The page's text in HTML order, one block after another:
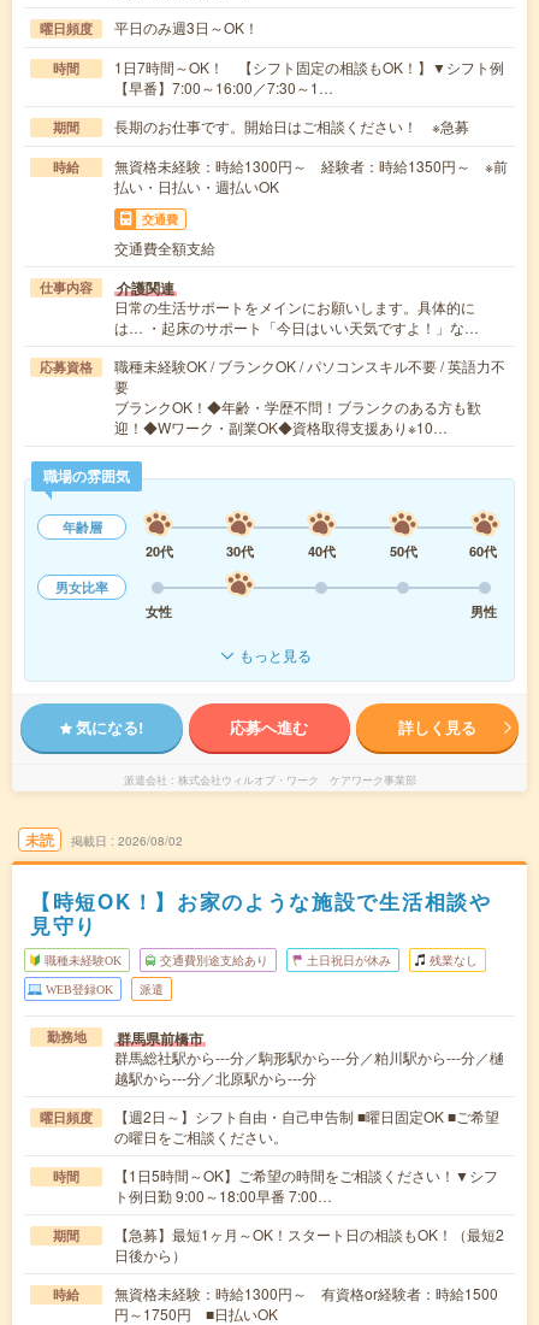
曜日頻度 平日のみ週3日～OK！
時間
1日7時間～OK！ 【シフト固定の相談もOK！】▼シフト例
【早番】7:00～16:00／7:30～1…
期間 長期のお仕事です。開始日はご相談ください！ ※急募
時給
無資格未経験：時給1300円～ 経験者：時給1350円～ ※前
払い・日払い・週払いOK
交通費
交通費全額支給
仕事内容 介護関連
日常の生活サポートをメインにお願いします。具体的に
は… ・起床のサポート「今日はいい天気ですよ！」な…
応募資格
職種未経験OK / ブランクOK / パソコンスキル不要 / 英語力不
要
ブランクOK！◆年齢・学歴不問！ブランクのある方も歓
迎！◆Wワーク・副業OK◆資格取得支援あり※10…
職場の雰囲気
年齢層
20代
30代 40代 50代
60代
男女比率
女性
男性
もっと見る
気になる! 応募へ進む 詳しく見る
派遣会社 株式会社ウィルオブ・ワーク ケアワーク事業部
未読 掲載日 2026/08/02
【時短OK！】お家のような施設で生活相談や
見守り
職種未経験OK 交通費別途支給あり 土日祝日が休み 残業なし
WEB登録OK 派遣
勤務地 群馬県前橋市
群馬総社駅から---分／駒形駅から---分／粕川駅から---分／樋
越駅から---分／北原駅から---分
曜日頻度
【週2日～】シフト自由・自己申告制 ■曜日固定OK ■ご希望
の曜日をご相談ください。
時間
【1日5時間～OK】ご希望の時間をご相談ください！▼シフ
ト例日勤 9:00～18:00早番 7:00…
期間
【急募】最短1ヶ月～OK！スタート日の相談もOK！（最短2
日後から）
時給
無資格未経験：時給1300円～ 有資格or経験者：時給1500
円～1750円 ■日払いOK